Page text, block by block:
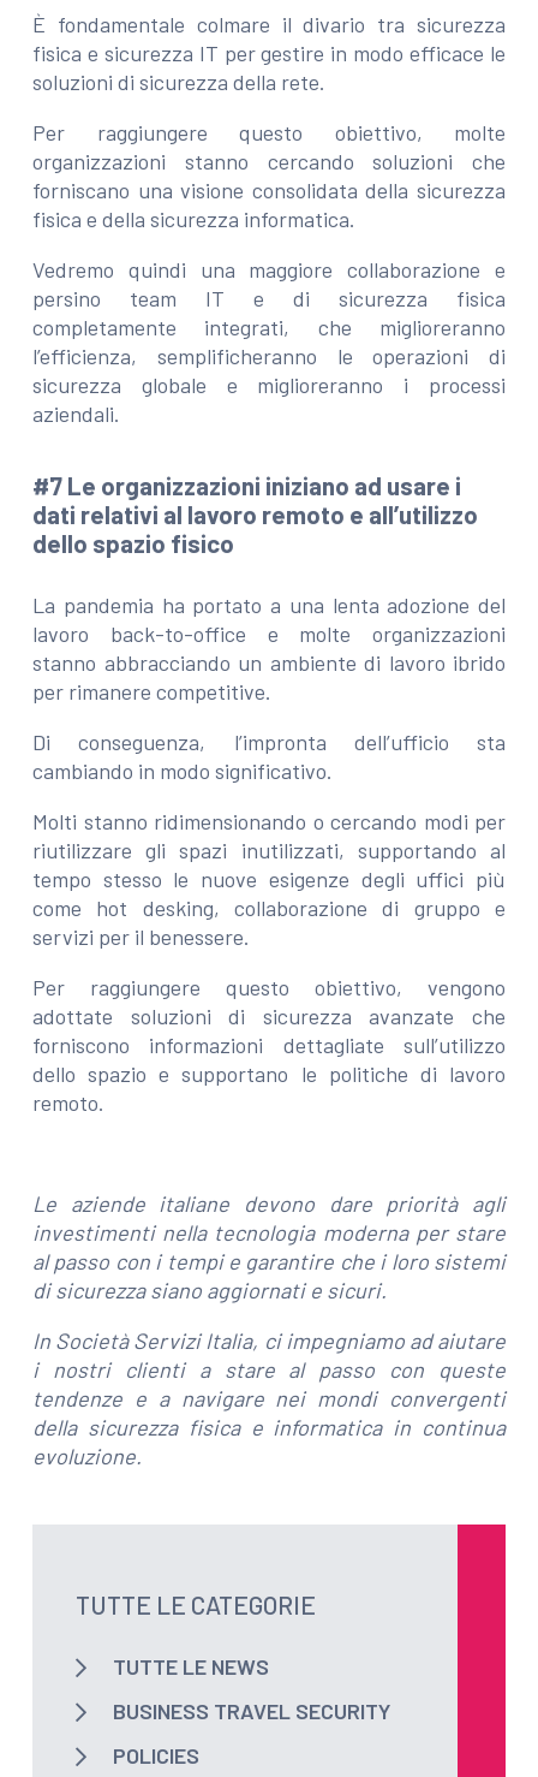
È fondamentale colmare il divario tra sicurezza
fisica e sicurezza IT per gestire in modo efficace le
soluzioni di sicurezza della rete.
Per raggiungere questo obiettivo, molte
organizzazioni stanno cercando soluzioni che
forniscano una visione consolidata della sicurezza
fisica e della sicurezza informatica.
Vedremo quindi una maggiore collaborazione e
persino team IT e di sicurezza fisica
completamente integrati, che miglioreranno
l’efficienza, semplificheranno le operazioni di
sicurezza globale e miglioreranno i processi
aziendali.
#7 Le organizzazioni iniziano ad usare i
dati relativi al lavoro remoto e all’utilizzo
dello spazio fisico
La pandemia ha portato a una lenta adozione del
lavoro back-to-office e molte organizzazioni
stanno abbracciando un ambiente di lavoro ibrido
per rimanere competitive.
Di conseguenza, l’impronta dell’ufficio sta
cambiando in modo significativo.
Molti stanno ridimensionando o cercando modi per
riutilizzare gli spazi inutilizzati, supportando al
tempo stesso le nuove esigenze degli uffici più
come hot desking, collaborazione di gruppo e
servizi per il benessere.
Per raggiungere questo obiettivo, vengono
adottate soluzioni di sicurezza avanzate che
forniscono informazioni dettagliate sull’utilizzo
dello spazio e supportano le politiche di lavoro
remoto.
Le aziende italiane devono dare priorità agli
investimenti nella tecnologia moderna per stare
al passo con i tempi e garantire che i loro sistemi
di sicurezza siano aggiornati e sicuri.
In Società Servizi Italia, ci impegniamo ad aiutare
i nostri clienti a stare al passo con queste
tendenze e a navigare nei mondi convergenti
della sicurezza fisica e informatica in continua
evoluzione.
TUTTE LE CATEGORIE
TUTTE LE NEWS
BUSINESS TRAVEL SECURITY
POLICIES